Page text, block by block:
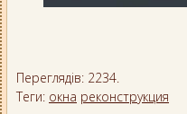
Переглядів: 2234.
Теги: окна реконструкция